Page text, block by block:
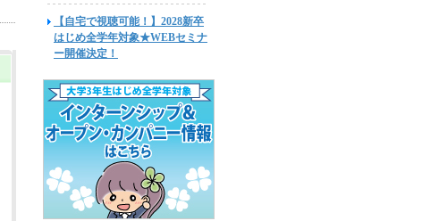
【自宅で視聴可能！】2028新卒
はじめ全学年対象★WEBセミナ
ー開催決定！